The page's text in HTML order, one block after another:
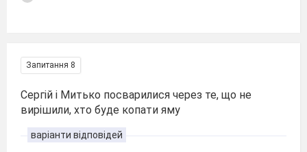
Запитання 8
Сергій і Митько посварилися через те, що не
вирішили, хто буде копати яму
варіанти відповідей